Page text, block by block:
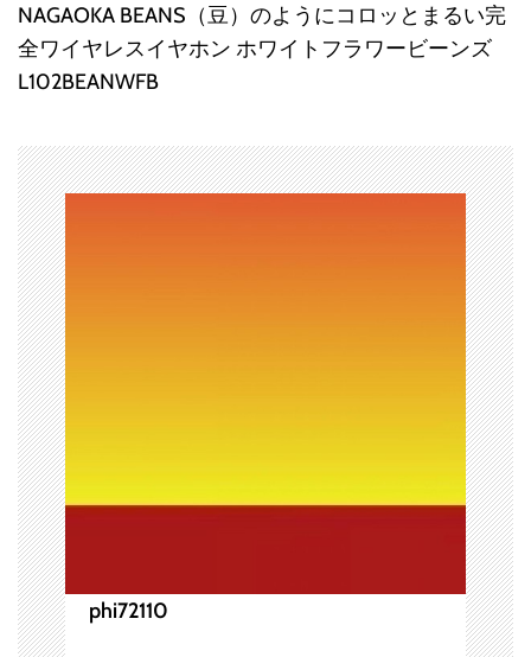
ナ
ビ
ー
シ
ョ
ン
NAGAOKA BEANS（豆）のようにコロッとまるい完
全ワイヤレスイヤホン ホワイトフラワービーンズ
L102BEANWFB
phi72110